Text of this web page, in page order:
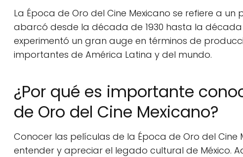
La Época de Oro del Cine Mexicano se refiere a
abarcó desde la década de 1930 hasta la década
experimentó un gran auge en términos de
importantes de América Latina y del mundo.
¿Por qué es importante
de Oro del Cine Mexicano?
Conocer las películas de la Época de Oro del
entender y apreciar el legado cultural de México.